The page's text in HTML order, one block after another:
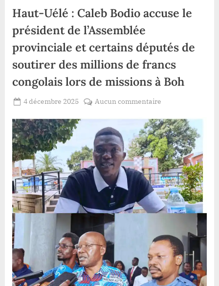
Haut-Uélé : Caleb Bodio accuse le
président de l’Assemblée
provinciale et certains députés de
soutirer des millions de francs
congolais lors de missions à Boh
Posted
4 décembre 2025
Aucun commentaire
Uélé
:
Caleb
Bodio
accuse
le
président
de
l’Assemblée
provinciale
et
certains
députés
de
soutirer